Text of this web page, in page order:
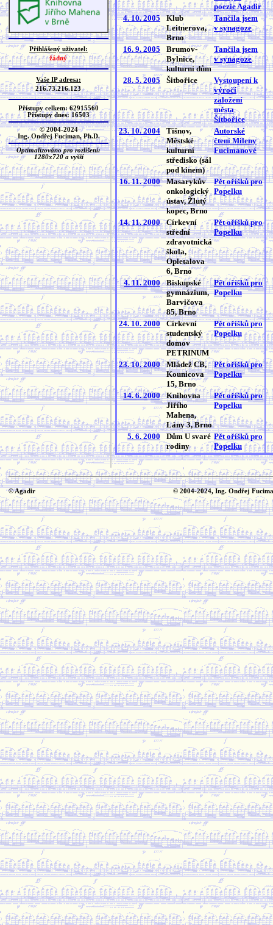
Přihlášený uživatel:
žádný
Vaše IP adresa:
216.73.216.123
Přístupy celkem: 62915560
Přístupy dnes: 16503
© 2004-2024
Ing. Ondřej Fuciman, Ph.D.
Optimalizováno pro rozlišení:
1280x720 a vyšší
poezie Agadir
4. 10. 2005
Klub
Leitnerova,
Brno
Tančila jsem
v synagoze
16. 9. 2005
Brumov-
Bylnice,
kulturní dům
Tančila jsem
v synagoze
28. 5. 2005 Šitbořice
Vystoupení k
výročí
založení
města
Šitbořice
23. 10. 2004
Tišnov,
Městské
kulturní
středisko (sál
pod kinem)
Autorské
čtení Mileny
Fucimanové
16. 11. 2000
Masarykův
onkologický
ústav, Žlutý
kopec, Brno
Pět oříšků pro
Popelku
14. 11. 2000
Církevní
střední
zdravotnická
škola,
Opletalova
6, Brno
Pět oříšků pro
Popelku
4. 11. 2000
Biskupské
gymnázium,
Barvičova
85, Brno
Pět oříšků pro
Popelku
24. 10. 2000
Církevní
studentský
domov
PETRINUM
Pět oříšků pro
Popelku
23. 10. 2000
Mládež CB,
Kounicova
15, Brno
Pět oříšků pro
Popelku
14. 6. 2000
Knihovna
Jiřího
Mahena,
Lány 3, Brno
Pět oříšků pro
Popelku
5. 6. 2000
Dům U svaré
rodiny
Pět oříšků pro
Popelku
© Agadir © 2004-2024, Ing. Ondřej